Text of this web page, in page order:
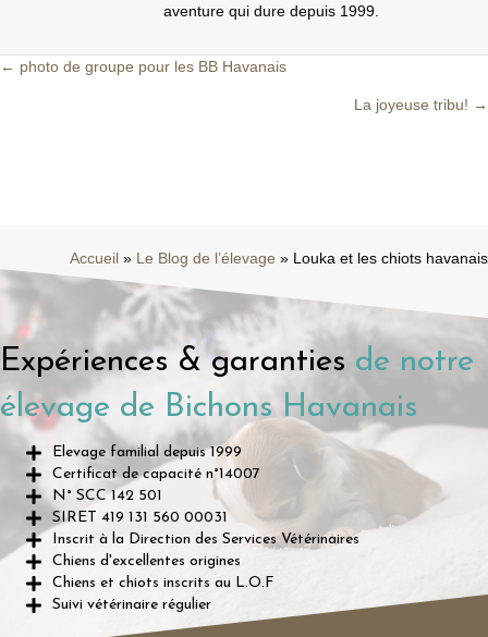
aventure qui dure depuis 1999.
Posts
← photo de groupe pour les BB Havanais
La joyeuse tribu! →
Accueil » Le Blog de l’élevage » Louka et les chiots havanais
Expériences & garanties de notre
élevage de Bichons Havanais
Elevage familial depuis 1999
Certificat de capacité n°14007
N° SCC 142 501
SIRET 419 131 560 00031
Inscrit à la Direction des Services Vétérinaires
Chiens d'excellentes origines
Chiens et chiots inscrits au L.O.F
Suivi vétérinaire régulier